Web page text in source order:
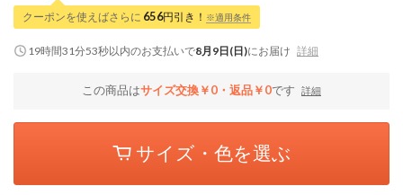
クーポンを使えばさらに 656円引き！ ※適用条件
19時間31分52秒以内のお支払いで8月9日(日)にお届け 詳細
この商品はサイズ交換￥0・返品￥0です 詳細
サイズ・色を選ぶ